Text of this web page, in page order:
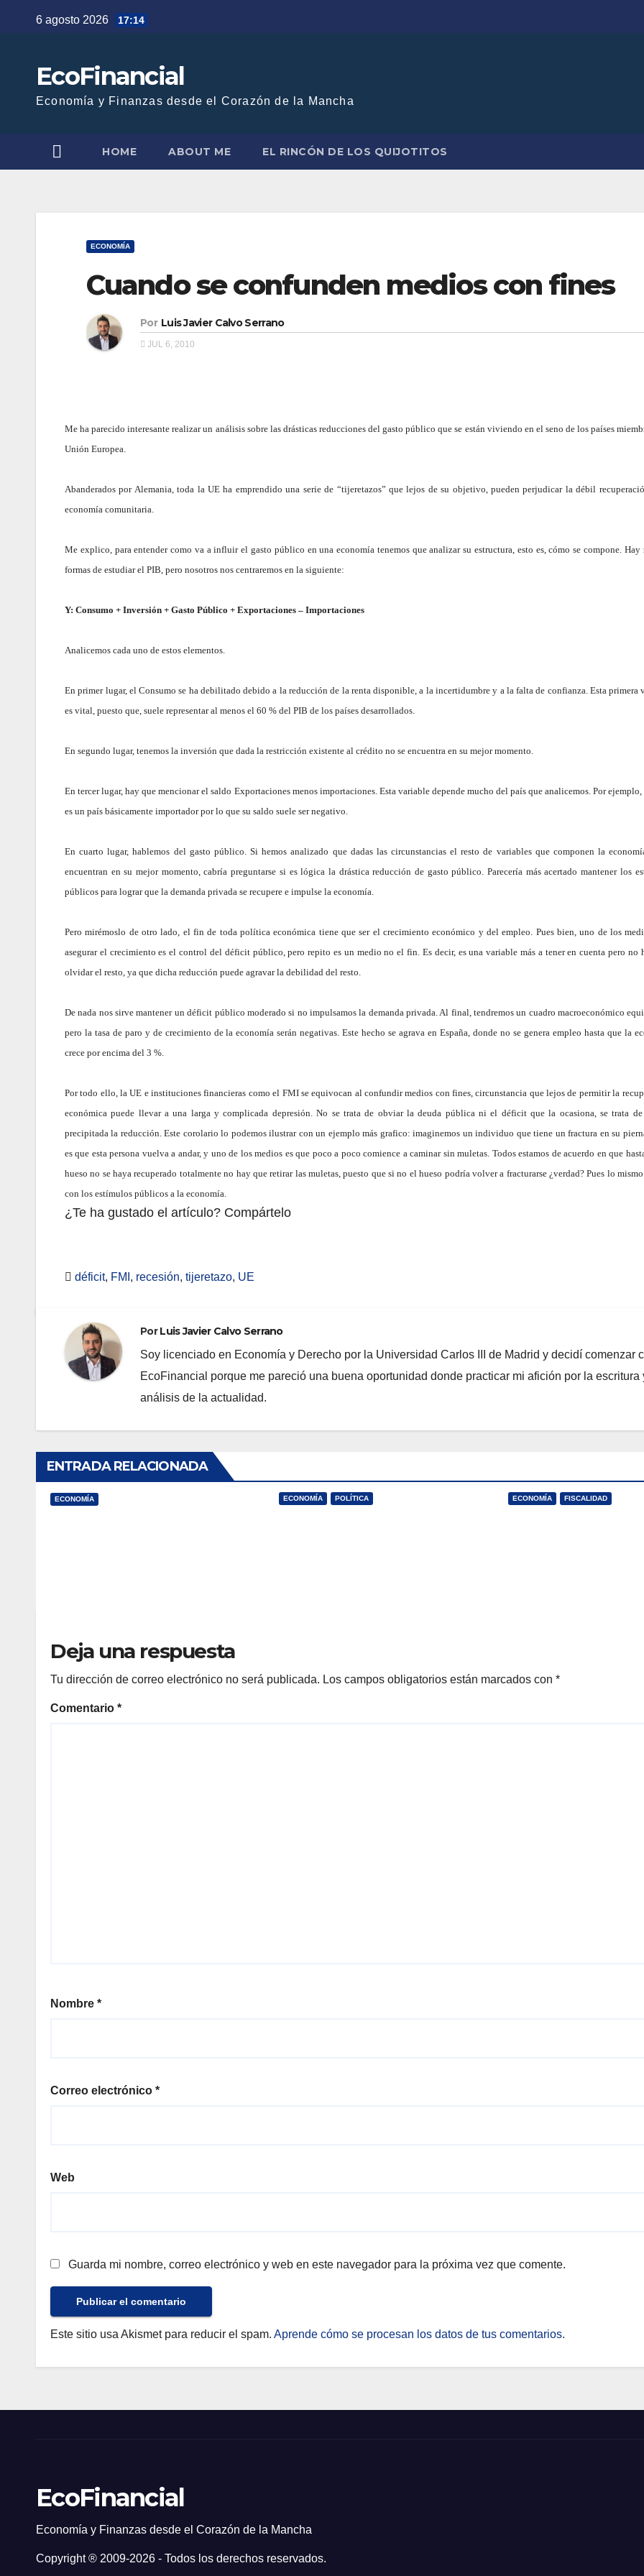
6 agosto 2026 17:14
EcoFinancial
Economía y Finanzas desde el Corazón de la Mancha
HOME ABOUT ME EL RINCÓN DE LOS QUIJOTITOS
ECONOMÍA
Cuando se confunden medios con fines
Por Luis Javier Calvo Serrano
JUL 6, 2010
Me ha parecido interesante realizar un análisis sobre las drásticas reducciones del gasto público que se están viviendo en el seno de los países
Unión Europea.
Abanderados por Alemania, toda la UE ha emprendido una serie de “tijeretazos” que lejos de su objetivo, pueden perjudicar la débil
economía comunitaria.
Me explico, para entender como va a influir el gasto público en una economía tenemos que analizar su estructura, esto es, cómo se compone. Hay
formas de estudiar el PIB, pero nosotros nos centraremos en la siguiente:
Y: Consumo + Inversión + Gasto Público + Exportaciones – Importaciones
Analicemos cada uno de estos elementos.
En primer lugar, el Consumo se ha debilitado debido a la reducción de la renta disponible, a la incertidumbre y a la falta de confianza. Esta primera
es vital, puesto que, suele representar al menos el 60 % del PIB de los países desarrollados.
En segundo lugar, tenemos la inversión que dada la restricción existente al crédito no se encuentra en su mejor momento.
En tercer lugar, hay que mencionar el saldo Exportaciones menos importaciones. Esta variable depende mucho del país que analicemos. Por ejemplo,
es un país básicamente importador por lo que su saldo suele ser negativo.
En cuarto lugar, hablemos del gasto público. Si hemos analizado que dadas las circunstancias el resto de variables que componen la
encuentran en su mejor momento, cabría preguntarse si es lógica la drástica reducción de gasto público. Parecería más acertado mantener los
públicos para lograr que la demanda privada se recupere e impulse la economía.
Pero mirémoslo de otro lado, el fin de toda política económica tiene que ser el crecimiento económico y del empleo. Pues bien, uno de los
asegurar el crecimiento es el control del déficit público, pero repito es un medio no el fin. Es decir, es una variable más a tener en cuenta pero no
olvidar el resto, ya que dicha reducción puede agravar la debilidad del resto.
De nada nos sirve mantener un déficit público moderado si no impulsamos la demanda privada. Al final, tendremos un cuadro macroeconómico
pero la tasa de paro y de crecimiento de la economía serán negativas. Este hecho se agrava en España, donde no se genera empleo hasta que la
crece por encima del 3 %.
Por todo ello, la UE e instituciones financieras como el FMI se equivocan al confundir medios con fines, circunstancia que lejos de permitir la
económica puede llevar a una larga y complicada depresión. No se trata de obviar la deuda pública ni el déficit que la ocasiona, se trata de
precipitada la reducción. Este corolario lo podemos ilustrar con un ejemplo más grafico: imaginemos un individuo que tiene un fractura en su
es que esta persona vuelva a andar, y uno de los medios es que poco a poco comience a caminar sin muletas. Todos estamos de acuerdo en que
hueso no se haya recuperado totalmente no hay que retirar las muletas, puesto que si no el hueso podría volver a fracturarse ¿verdad? Pues lo mismo
con los estímulos públicos a la economía.
¿Te ha gustado el artículo? Compártelo
déficit, FMI , recesión, tijeretazo, UE
PorLuis Javier Calvo Serrano
Soy licenciado en Economía y Derecho por la Universidad Carlos III de Madrid y decidí comenzar
EcoFinancial porque me pareció una buena oportunidad donde practicar mi afición por la escritura
análisis de la actualidad.
ENTRADA RELACIONADA
ECONOMÍA ECONOMÍA POLÍTICA ECONOMÍA FISCALIDAD
Deja una respuesta
Tu dirección de correo electrónico no será publicada. Los campos obligatorios están marcados con *
Comentario *
Nombre *
Correo electrónico *
Web
Guarda mi nombre, correo electrónico y web en este navegador para la próxima vez que comente.
Este sitio usa Akismet para reducir el spam. Aprende cómo se procesan los datos de tus comentarios.
EcoFinancial
Economía y Finanzas desde el Corazón de la Mancha
Copyright ® 2009-2026 - Todos los derechos reservados.